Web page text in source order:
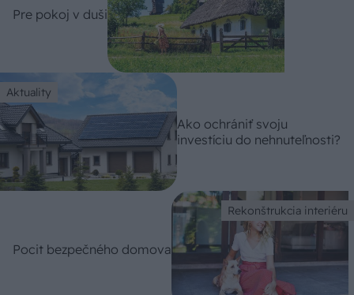
Pre pokoj v duši
Aktuality
Ako ochrániť svoju
investíciu do nehnuteľnosti?
Rekonštrukcia interiéru
Pocit bezpečného domova